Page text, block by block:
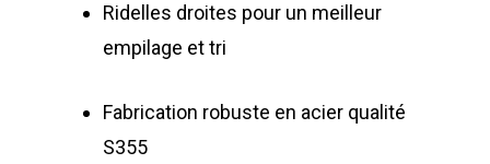
Ridelles droites pour un meilleur
empilage et tri
Fabrication robuste en acier qualité
S355
déchetteries